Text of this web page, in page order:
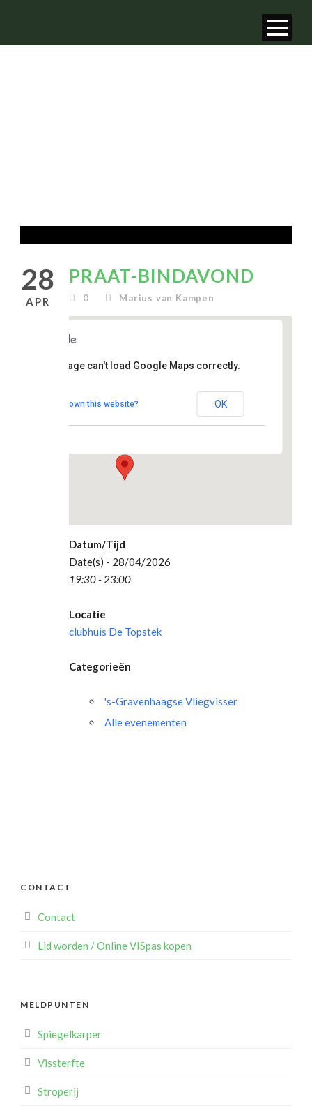
28
APR
PRAAT-BINDAVOND
0 Marius van Kampen
De
Madesteinweg 34
This page can't load Google Maps correctly.
Do you own this website? OK
Datum/Tijd
Date(s) - 28/04/2026
19:30 - 23:00
Locatie
clubhuis De Topstek
Categorieën
's-Gravenhaagse Vliegvisser
Alle evenementen
CONTACT
Contact
Lid worden / Online VISpas kopen
MELDPUNTEN
Spiegelkarper
Vissterfte
Stroperij